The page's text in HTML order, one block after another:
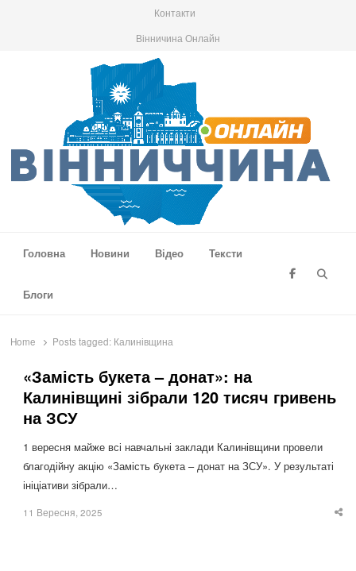
Контакти
Вінничина Онлайн
Головна
Новини Відео Тексти
Блоги
Home Posts tagged: Калинівщина
«Замість букета – донат»: на
Калинівщині зібрали 120 тисяч гривень
на ЗСУ
1 вересня майже всі навчальні заклади Калинівщини провели
благодійну акцію «Замість букета – донат на ЗСУ». У результаті
ініціативи зібрали…
11 Вересня, 2025